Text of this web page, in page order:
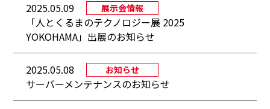
2025.05.09 展示会情報
「人とくるまのテクノロジー展 2025
YOKOHAMA」出展のお知らせ
2025.05.08 お知らせ
サーバーメンテナンスのお知らせ